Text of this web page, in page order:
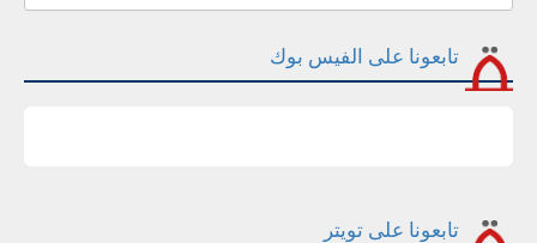
تابعونا على الفيس بوك
تابعونا على تويتر